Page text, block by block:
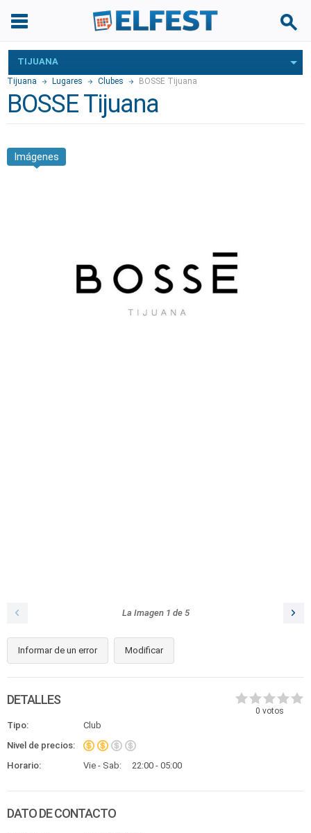
TIJUANA
Tijuana Lugares Clubes BOSSE Tijuana
BOSSE Tijuana
Imágenes
La Imagen 1 de 5
Informar de un error Modificar
0 votos
DETALLES
Tipo:
Club
Nivel de precios:
Horario:
Vie - Sab: 22:00 - 05:00
DATO DE CONTACTO